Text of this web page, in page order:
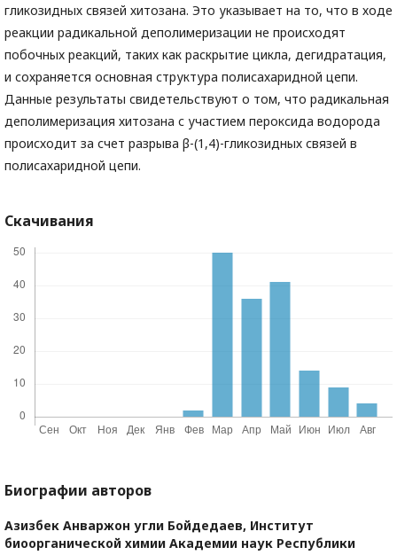
гликозидных связей хитозана. Это указывает на то, что в ходе
реакции радикальной деполимеризации не происходят
побочных реакций, таких как раскрытие цикла, дегидратация,
и сохраняется основная структура полисахаридной цепи.
Данные результаты свидетельствуют о том, что радикальная
деполимеризация хитозана с участием пероксида водорода
происходит за счет разрыва β-(1,4)-гликозидных связей в
полисахаридной цепи.
Скачивания
Биографии авторов
Азизбек Анваржон угли Бойдедаев, Институт
биоорганической химии Академии наук Республики